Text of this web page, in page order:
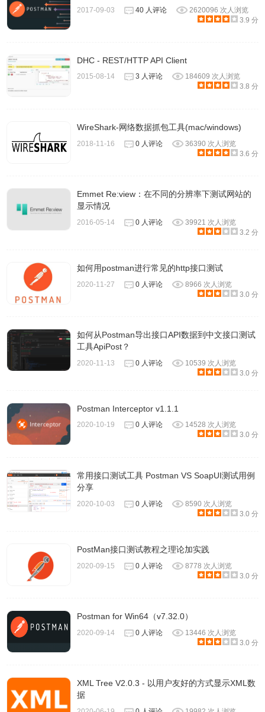
所有数据”和“与合作网站通信”权限？
*允许访问任何URL。允许访问任何URL是Talend API Tester
的主要功能。 Chrome网上应用店将带有通配符的URL掩码
Talend API Tester插件联系方式
提供方：Talend
2017-09-03 40 人评论
2620096 次人浏览
3.9 分
DHC - REST/HTTP API Client
2015-08-14 3 人评论
184609 次人浏览
3.8 分
WireShark-网络数据抓包工具(mac/windows)
2018-11-16 0 人评论
36390 次人浏览
3.6 分
Emmet Re:view：在不同的分辨率下测试网站的
显示情况
2016-05-14 0 人评论
39921 次人浏览
3.2 分
如何用postman进行常见的http接口测试
2020-11-27 0 人评论
8966 次人浏览
3.0 分
如何从Postman导出接口API数据到中文接口测试
工具ApiPost？
2020-11-13 0 人评论
10539 次人浏览
3.0 分
Postman Interceptor v1.1.1
2020-10-19 0 人评论
14528 次人浏览
3.0 分
常用接口测试工具 Postman VS SoapUI测试用例
分享
2020-10-03 0 人评论
8590 次人浏览
3.0 分
PostMan接口测试教程之理论加实践
2020-09-15 0 人评论
8778 次人浏览
3.0 分
Postman for Win64（v7.32.0）
2020-09-14 0 人评论
13446 次人浏览
3.0 分
XML Tree V2.0.3 - 以用户友好的方式显示XML数
据